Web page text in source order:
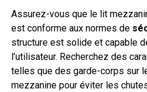
Assurez-vous que le lit
est conforme aux normes de
structure est solide et capable
l’utilisateur. Recherchez des
telles que des garde-corps sur
mezzanine pour éviter les